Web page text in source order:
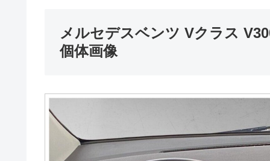
メルセデスベンツ Vクラス
個体画像